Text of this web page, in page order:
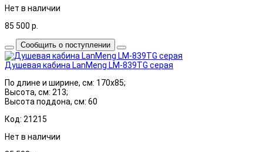
Нет в наличии
85 500 р.
Сообщить о поступлении
Душевая кабина LanMeng LM-839TG серая
По длине и ширине, см: 170x85;
Высота, см: 213;
Высота поддона, см: 60
Код: 21215
Нет в наличии